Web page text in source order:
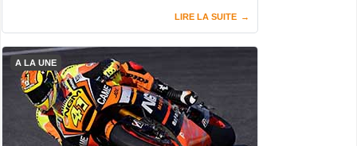
LIRE LA SUITE
A LA UNE